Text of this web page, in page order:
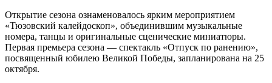
Открытие сезона ознаменовалось ярким мероприятием
«Тюзовский калейдоскоп», объединившим музыкальные
номера, танцы и оригинальные сценические миниатюры.
Первая премьера сезона — спектакль «Отпуск по ранению»,
посвященный юбилею Великой Победы, запланирована на 25
октября.